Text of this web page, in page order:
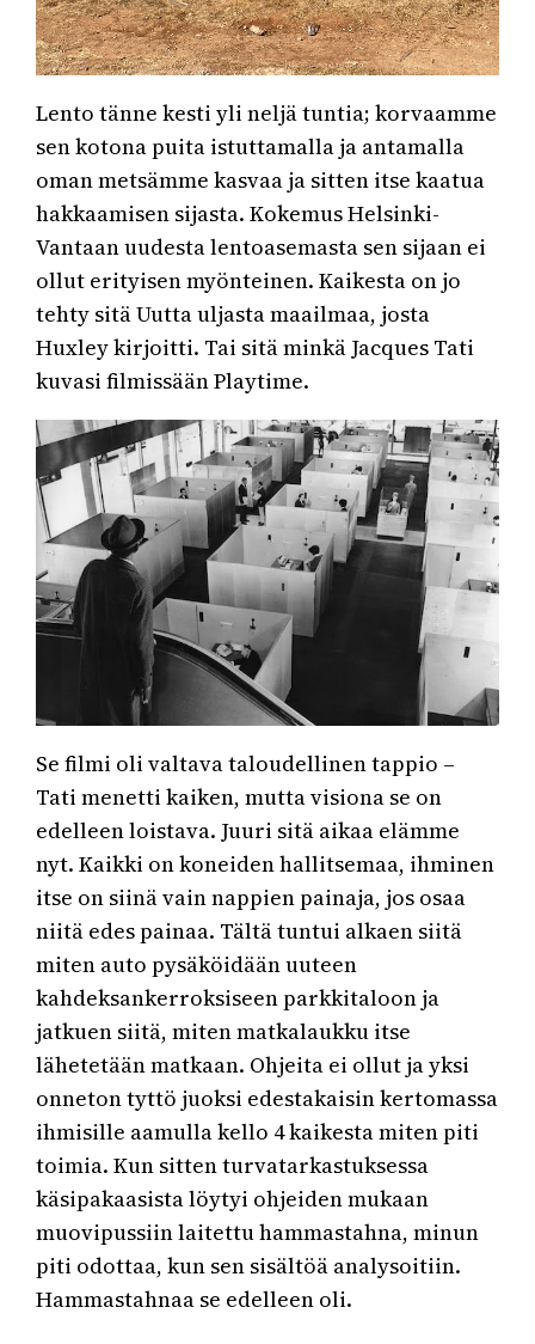
Lento tänne kesti yli neljä tuntia; korvaamme
sen kotona puita istuttamalla ja antamalla
oman metsämme kasvaa ja sitten itse kaatua
hakkaamisen sijasta. Kokemus Helsinki-
Vantaan uudesta lentoasemasta sen sijaan ei
ollut erityisen myönteinen. Kaikesta on jo
tehty sitä Uutta uljasta maailmaa, josta
Huxley kirjoitti. Tai sitä minkä Jacques Tati
kuvasi filmissään Playtime.
Se filmi oli valtava taloudellinen tappio –
Tati menetti kaiken, mutta visiona se on
edelleen loistava. Juuri sitä aikaa elämme
nyt. Kaikki on koneiden hallitsemaa, ihminen
itse on siinä vain nappien painaja, jos osaa
niitä edes painaa. Tältä tuntui alkaen siitä
miten auto pysäköidään uuteen
kahdeksankerroksiseen parkkitaloon ja
jatkuen siitä, miten matkalaukku itse
lähetetään matkaan. Ohjeita ei ollut ja yksi
onneton tyttö juoksi edestakaisin kertomassa
ihmisille aamulla kello 4 kaikesta miten piti
toimia. Kun sitten turvatarkastuksessa
käsipakaasista löytyi ohjeiden mukaan
muovipussiin laitettu hammastahna, minun
piti odottaa, kun sen sisältöä analysoitiin.
Hammastahnaa se edelleen oli.